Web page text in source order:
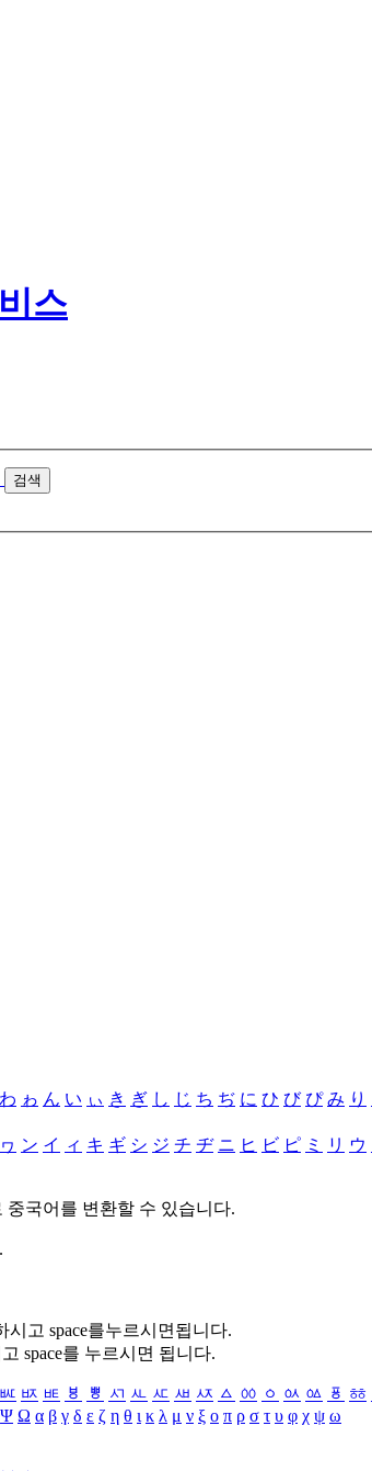
검색
わ ゎ ん い ぃ き ぎ し じ ち ぢ に ひ び ぴ み り
ヮ ン イ ィ キ ギ シ ジ チ ヂ ニ ヒ ビ ピ ミ リ ウ
중국어를 변환할 수 있습니다.
시고 space를누르시면됩니다.
space를 누르시면 됩니다.
ㅵ ㅶ ㅷ ㅸ ㅹ ㅺ ㅻ ㅼ ㅽ ㅾ ㅿ ㆀ ㆁ ㆂ ㆃ ㆄ ㆅ
Ψ Ω α β γ δ ε ζ η θ ι κ λ μ ν ξ ο π ρ σ τ υ φ χ ψ ω